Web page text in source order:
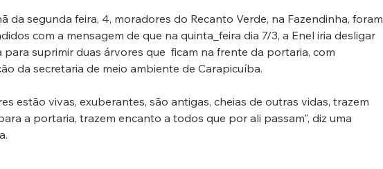
da segunda feira, 4, moradores do Recanto Verde, na Fazendinha, foram
com a mensagem de que na quinta_feira dia 7/3, a Enel iria desligar
para suprimir duas árvores que  ficam na frente da portaria, com
da secretaria de meio ambiente de Carapicuíba.
estão vivas, exuberantes, são antigas, cheias de outras vidas, trazem
a portaria, trazem encanto a todos que por ali passam", diz uma